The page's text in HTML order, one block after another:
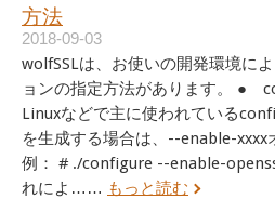
方法
2018-09-03
wolfSSLは、お使いの開発環境に
ョンの指定方法があります。 ●
Linuxなどで主に使われている
を生成する場合は、--enable-xxxx
例： # ./configure --enable-
れによ…… もっと読む